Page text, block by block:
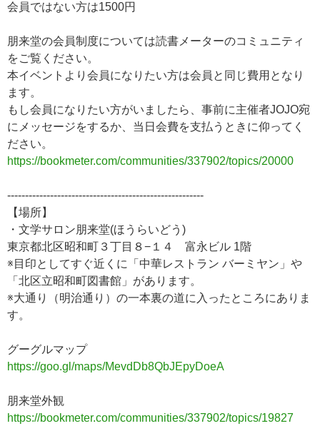
会員ではない方は1500円
朋来堂の会員制度については読書メーターのコミュニティ
をご覧ください。
本イベントより会員になりたい方は会員と同じ費用となり
ます。
もし会員になりたい方がいましたら、事前に主催者JOJO宛
にメッセージをするか、当日会費を支払うときに仰ってく
ださい。
https://bookmeter.com/communities/337902/topics/20000
-------------------------------------------------------
【場所】
・文学サロン朋来堂(ほうらいどう)
東京都北区昭和町３丁目８−１４ 富永ビル 1階
※目印としてすぐ近くに「中華レストラン バーミヤン」や
「北区立昭和町図書館」があります。
※大通り（明治通り）の一本裏の道に入ったところにありま
す。
グーグルマップ
https://goo.gl/maps/MevdDb8QbJEpyDoeA
朋来堂外観
https://bookmeter.com/communities/337902/topics/19827